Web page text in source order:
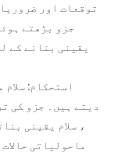
اور ضروریات کو
جزو بڑھتے ہوئے اور
بنانے کے لئے ہر
استحکام: سلام
ہیں۔ جزو کی ترتیب
یقینی بناتا ہے
حالات اور